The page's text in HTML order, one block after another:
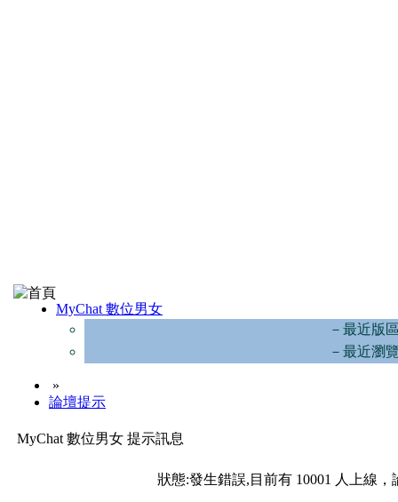
MyChat 數位男女
－最近版
－最近瀏
»
論壇提示
MyChat 數位男女 提示訊息
狀態:發生錯誤,目前有 10001 人上線